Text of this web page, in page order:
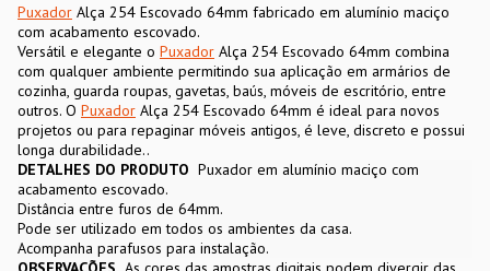
Puxador Alça 254 Escovado 64mm fabricado em alumínio maciço
com acabamento escovado.
Versátil e elegante o Puxador Alça 254 Escovado 64mm combina
com qualquer ambiente permitindo sua aplicação em armários de
cozinha, guarda roupas, gavetas, baús, móveis de escritório, entre
outros. O Puxador Alça 254 Escovado 64mm é ideal para novos
projetos ou para repaginar móveis antigos, é leve, discreto e possui
longa durabilidade..
DETALHES DO PRODUTO Puxador em alumínio maciço com
acabamento escovado.
Distância entre furos de 64mm.
Pode ser utilizado em todos os ambientes da casa.
Acompanha parafusos para instalação.